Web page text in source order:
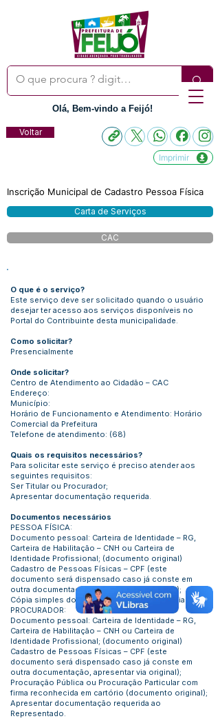
Olá, Bem-vindo a Feijó!
Voltar
Imprimir
Inscrição Municipal de Cadastro Pessoa Física
Carta de Serviços
CAC
O que é o serviço?
Este serviço deve ser solicitado quando o usuário
desejar ter acesso aos serviços disponíveis no
Portal do Contribuinte desta municipalidade.
Como solicitar?
Presencialmente
Onde solicitar?
Centro de Atendimento ao Cidadão – CAC
Endereço:
Município:
Horário de Funcionamento e Atendimento: Horário
Comercial da Prefeitura
Telefone de atendimento: (68)
Quais os requisitos necessários?
Para solicitar este serviço é preciso atender aos
seguintes requisitos:
Ser Titular ou Procurador;
Apresentar documentação requerida.
Documentos necessários
PESSOA FÍSICA:
Documento pessoal: Carteira de Identidade – RG,
Carteira de Habilitação – CNH ou Carteira de
Identidade Profissional; (documento original)
Cadastro de Pessoas Físicas – CPF (este
documento será dispensado caso já conste em
outra documentação, apresentar via original);
Cópia simples do Comprovante de Residência.
PROCURADOR:
Documento pessoal: Carteira de Identidade – RG,
Carteira de Habilitação – CNH ou Carteira de
Identidade Profissional; (documento original)
Cadastro de Pessoas Físicas – CPF (este
documento será dispensado caso já conste em
outra documentação, apresentar via original);
Procuração Pública ou Procuração Particular com
firma reconhecida em cartório (documento original);
Apresentar documentação requerida ao
Representado.